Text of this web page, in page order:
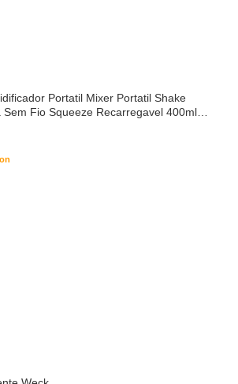
Portatil Mixer Portatil Shake
Fio Squeeze Recarregavel 400ml